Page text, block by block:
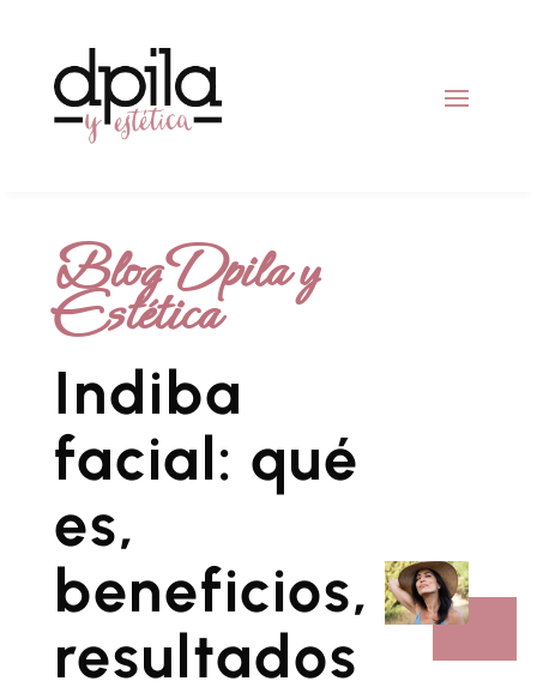
Blog Dpila y
Estética
Indiba
facial: qué
es,
beneficios,
resultados